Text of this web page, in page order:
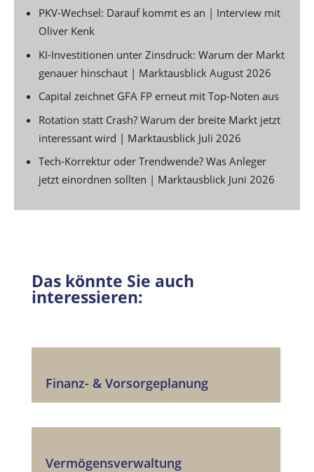
PKV-Wechsel: Darauf kommt es an | Interview mit
Oliver Kenk
KI-Investitionen unter Zinsdruck: Warum der Markt
genauer hinschaut | Marktausblick August 2026
Capital zeichnet GFA FP erneut mit Top-Noten aus
Rotation statt Crash? Warum der breite Markt jetzt
interessant wird | Marktausblick Juli 2026
Tech-Korrektur oder Trendwende? Was Anleger
jetzt einordnen sollten | Marktausblick Juni 2026
Das könnte Sie auch
interessieren:
Finanz- & Vorsorgeplanung
Vermögensverwaltung